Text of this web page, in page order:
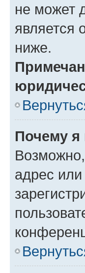
не может
является
ниже.
Почему я
адрес